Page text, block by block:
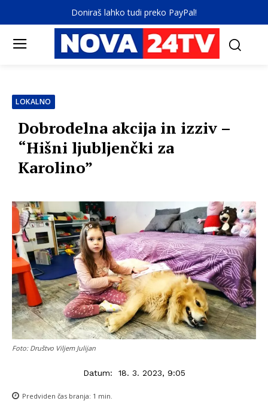
Doniraš lahko tudi preko PayPal!
LOKALNO
Dobrodelna akcija in izziv –
“Hišni ljubljenčki za
Karolino”
Foto: Društvo Viljem Julijan
Datum: 18. 3. 2023, 9:05
Predviden čas branja: 1 min.